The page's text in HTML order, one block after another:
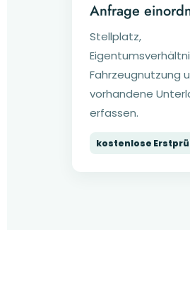
Anfrage
Stellplatz,
Fahrzeugnutzung
vorhandene
erfassen.
kostenlose